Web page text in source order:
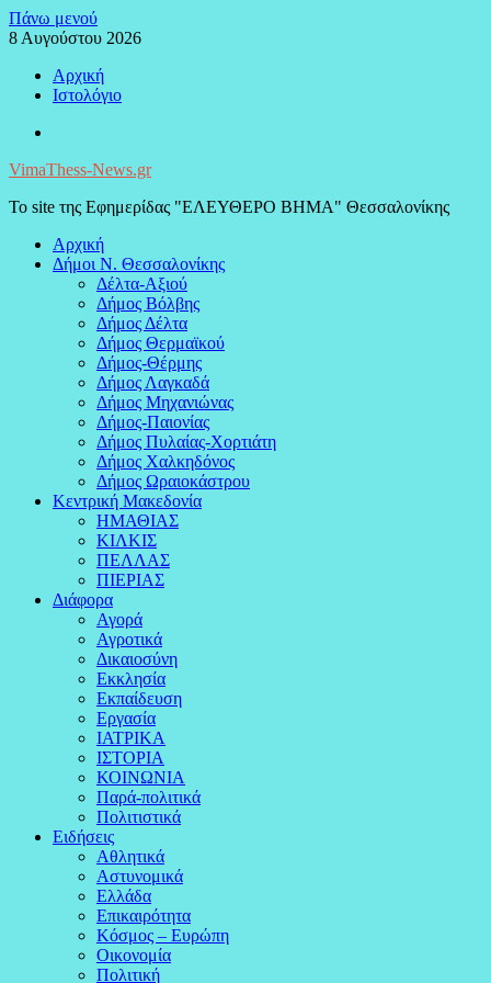
Μεταπηδήστε
στο
Πάνω μενού
8 Αυγούστου 2026
Αρχική
Ιστολόγιο
VimaThess-News.gr
Το site της Εφημερίδας "ΕΛΕΥΘΕΡΟ ΒΗΜΑ" Θεσσαλονίκης
Αρχική
Δήμοι Ν. Θεσσαλονίκης
Δέλτα-Αξιού
Δήμος Βόλβης
Δήμος Δέλτα
Δήμος Θερμαϊκού
Δήμος-Θέρμης
Δήμος Λαγκαδά
Δήμος Μηχανιώνας
Δήμος-Παιονίας
Δήμος Πυλαίας-Χορτιάτη
Δήμος Χαλκηδόνος
Δήμος Ωραιοκάστρου
Κεντρική Μακεδονία
ΗΜΑΘΙΑΣ
ΚΙΛΚΙΣ
ΠΕΛΛΑΣ
ΠΙΕΡΙΑΣ
Διάφορα
Αγορά
Αγροτικά
Δικαιοσύνη
Εκκλησία
Εκπαίδευση
Εργασία
ΙΑΤΡΙΚΑ
ΙΣΤΟΡΙΑ
ΚΟΙΝΩΝΙΑ
Παρά-πολιτικά
Πολιτιστικά
Ειδήσεις
Αθλητικά
Αστυνομικά
Ελλάδα
Επικαιρότητα
Κόσμος – Ευρώπη
Οικονομία
Πολιτική